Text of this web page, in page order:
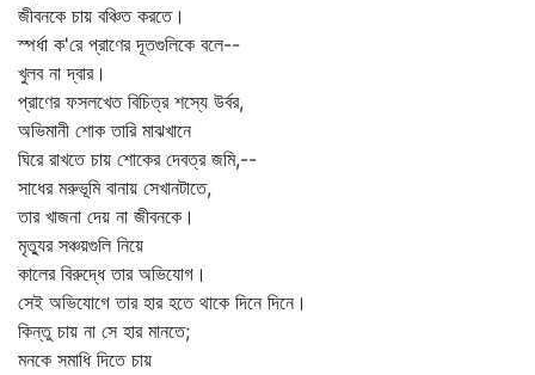
জীবনকে চায় বঞ্চিত করতে।
স্পর্ধা ক'রে প্রাণের দূতগুলিকে বলে--
খুলব না দ্বার।
প্রাণের ফসলখেত বিচিত্র শস্যে উর্বর,
অভিমানী শোক তারি মাঝখানে
ঘিরে রাখতে চায় শোকের দেবত্র জমি,--
সাধের মরুভূমি বানায় সেখানটাতে,
তার খাজনা দেয় না জীবনকে।
মৃত্যুর সঞ্চয়গুলি নিয়ে
কালের বিরুদ্ধে তার অভিযোগ।
সেই অভিযোগে তার হার হতে থাকে দিনে দিনে।
কিন্তু চায় না সে হার মানতে;
মনকে সমাধি দিতে চায়